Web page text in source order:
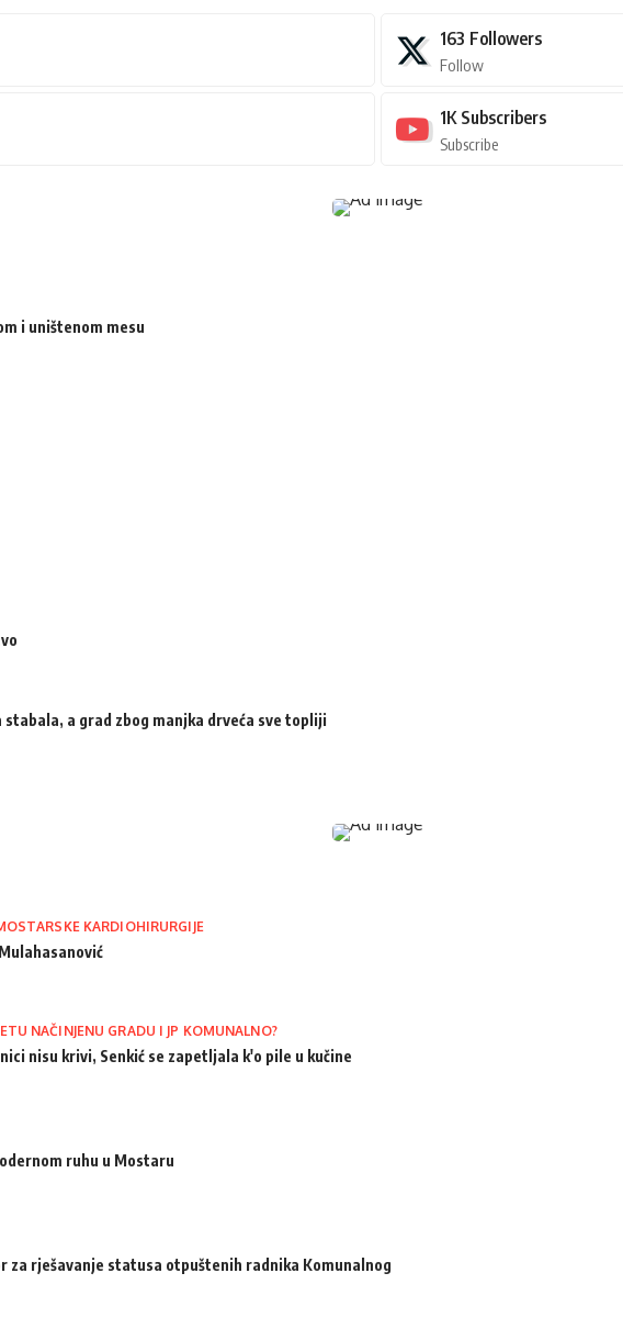
163 Followers
Follow
1K Subscribers
Subscribe
i uništenom mesu
a grad zbog manjka drveća sve topliji
KARDIOHIRURGIJE
NAČINJENU GRADU I JP KOMUNALNO?
nisu krivi, Senkić se zapetljala k'o pile u kučine
ruhu u Mostaru
za rješavanje statusa otpuštenih radnika Komunalnog